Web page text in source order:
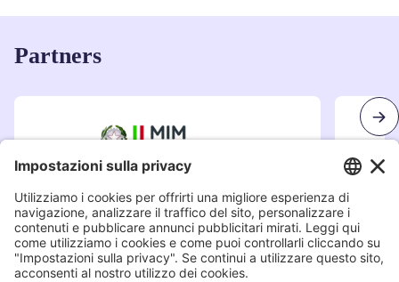
Partners